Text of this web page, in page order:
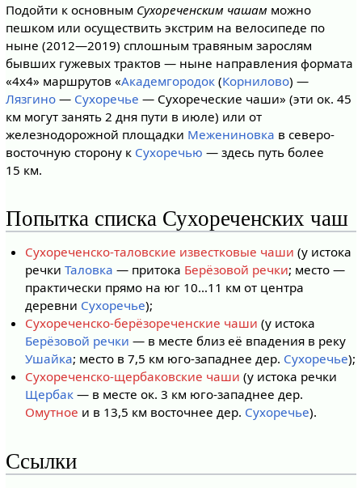
Подойти к основным Сухореченским чашамможно
пешком или осуществить экстрим на велосипеде по
ныне (2012—2019) сплошным травяным зарослям
бывших гужевых трактов — ныне направления формата
«4х4» маршрутов «Академгородок(Корнилово) —
Лязгино— Сухоречье — Сухореческие чаши» (эти ок. 45
км могут занять 2 дня пути в июле) или от
железнодорожной площадки Межениновка в северо-
восточную сторону к Сухоречью — здесь путь более
15 км.
Попытка списка Сухореченских чаш
Сухореченско-таловские известковые чаши (у истока
речкиТаловка — притока Берёзовой речки; место —
практически прямо на юг 10…11 км от центра
деревни Сухоречье);
Сухореченско-берёзореченские чаши (у истока
Берёзовой речки — в месте близ её впадения в реку
Ушайка; место в 7,5 км юго-западнее дер. Сухоречье);
Сухореченско-щербаковские чаши (у истока речки
Щербак — в месте ок. 3 км юго-западнее дер.
Омутное и в 13,5 км восточнее дер. Сухоречье).
Ссылки